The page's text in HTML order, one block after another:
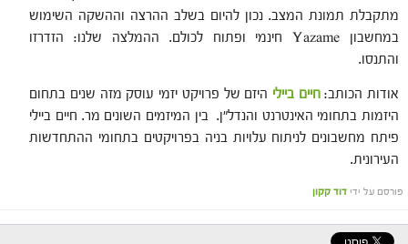
מתקבלת תמונת המצב. נכון להיום בשלב ההרצה וההשקה השימוש
במחשבון Yazame חינמי ופתוח לכולם. ההמלצה שלנו: הזדרזו
והתנסו.
אודות הכותב:חיים ביילי היזם של פרויקט יזמי עוסק מזה שנים בתחום
היזמות בתחומי האינטרנט והנדל"ן. בין המיזמים השונים מר. חיים ביילי
פיתח מחשבונים לניתוח עלויות בניה בפרויקטים בתחומי ההתחדשות
העירונית.
פורסם על ידי דוד קקון